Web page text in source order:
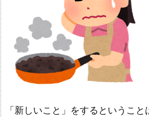
「新しいこと」をするというこ